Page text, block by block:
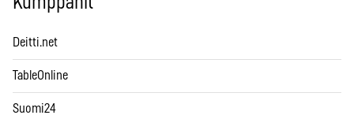
Deitti.net
TableOnline
Suomi24